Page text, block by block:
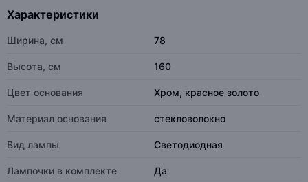
Характеристики
Ширина, см 78
Высота, см 160
Цвет основания Хром, красное золото
Материал основания стекловолокно
Вид лампы Светодиодная
Лампочки в комплекте Да